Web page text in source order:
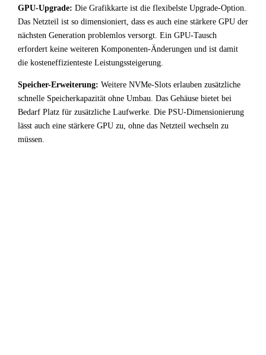
GPU-Upgrade: Die Grafikkarte ist die flexibelste Upgrade-Option.
Das Netzteil ist so dimensioniert, dass es auch eine stärkere GPU der
nächsten Generation problemlos versorgt. Ein GPU-Tausch
erfordert keine weiteren Komponenten-Änderungen und ist damit
die kosteneffizienteste Leistungssteigerung.
Speicher-Erweiterung: Weitere NVMe-Slots erlauben zusätzliche
schnelle Speicherkapazität ohne Umbau. Das Gehäuse bietet bei
Bedarf Platz für zusätzliche Laufwerke. Die PSU-Dimensionierung
lässt auch eine stärkere GPU zu, ohne das Netzteil wechseln zu
müssen.